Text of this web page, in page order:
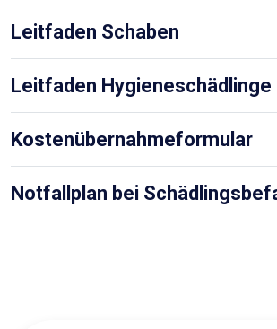
Leitfaden Schaben
Leitfaden Hygieneschädlinge
Kostenübernahmeformular
Notfallplan bei